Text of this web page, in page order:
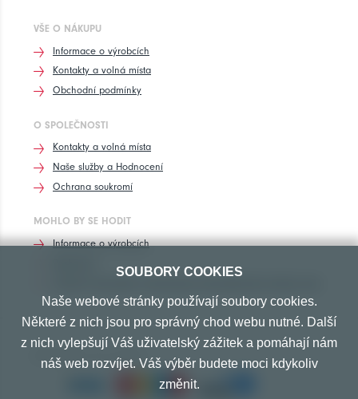
VŠE O NÁKUPU
Informace o výrobcích
Kontakty a volná místa
Obchodní podmínky
O SPOLEČNOSTI
Kontakty a volná místa
Naše služby a Hodnocení
Ochrana soukromí
MOHLO BY SE HODIT
Informace o výrobcích
PŘIJÍMÁME TYTO PLATBY
SOUBORY COOKIES
Naše webové stránky používají soubory cookies.
Některé z nich jsou pro správný chod webu nutné. Další
z nich vylepšují Váš uživatelský zážitek a pomáhají nám
náš web rozvíjet. Váš výběr budete moci kdykoliv
změnit.